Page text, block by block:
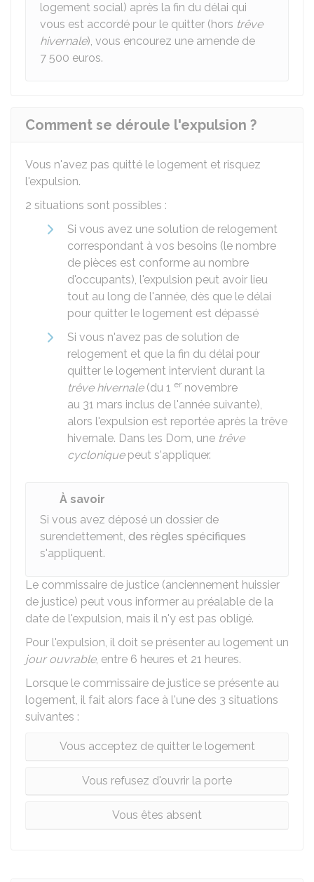
logement social) après la fin du délai qui
vous est accordé pour le quitter (hors trêve
hivernale), vous encourez une amende de
7 500 euros.
Comment se déroule l'expulsion ?
Vous n'avez pas quitté le logement et risquez
l'expulsion.
2 situations sont possibles :
Si vous avez une solution de relogement
correspondant à vos besoins (le nombre
de pièces est conforme au nombre
d'occupants), l'expulsion peut avoir lieu
tout au long de l'année, dès que le délai
pour quitter le logement est dépassé
Si vous n'avez pas de solution de
relogement et que la fin du délai pour
quitter le logement intervient durant la
trêve hivernale(du 1 er novembre
au 31 mars inclus de l'année suivante),
alors l'expulsion est reportée après la trêve
hivernale. Dans les Dom, une trêve
cycloniquepeut s'appliquer.
À savoir
Si vous avez déposé un dossier de
surendettement, des règles spécifiques
s'appliquent.
Le commissaire de justice (anciennement huissier
de justice) peut vous informer au préalable de la
date de l'expulsion, mais il n'y est pas obligé.
Pour l'expulsion, il doit se présenter au logement un
jour ouvrable, entre 6 heures et 21 heures.
Lorsque le commissaire de justice se présente au
logement, il fait alors face à l'une des 3 situations
suivantes :
Vous acceptez de quitter le logement
Vous refusez d'ouvrir la porte
Vous êtes absent